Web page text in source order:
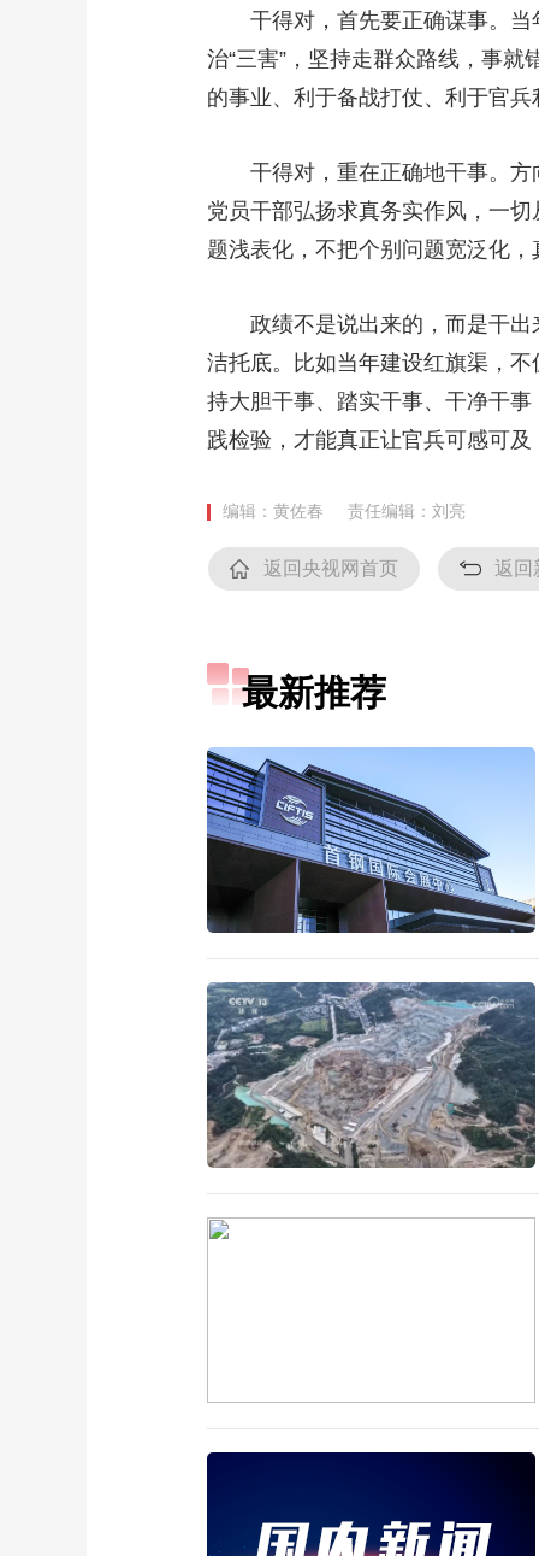
干得对，首先要正确谋事。当
治“三害”，坚持走群众路线，事
的事业、利于备战打仗、利于官
干得对，重在正确地干事。方
党员干部弘扬求真务实作风，一
题浅表化，不把个别问题宽泛化
政绩不是说出来的，而是干出
洁托底。比如当年建设红旗渠，
持大胆干事、踏实干事、干净干
践检验，才能真正让官兵可感可
编辑：黄佐春 责任编辑：刘亮
返回央视网首页 返回
最新推荐